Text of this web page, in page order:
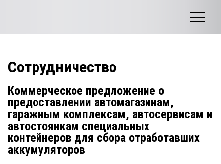
Сотрудничество
Коммерческое предложение о
предоставлении автомагазинам,
гаражным комплексам, автосервисам и
автостоянкам специальных
контейнеров для сбора отработавших
аккумуляторов